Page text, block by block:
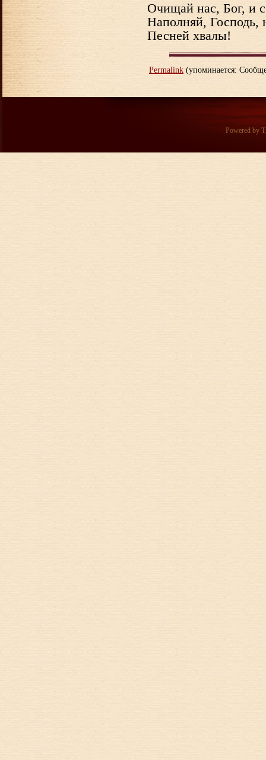
Очищай нас, Бог, и
Наполняй, Господь,
Песней хвалы!
Permalink (упоминается:
Powered by